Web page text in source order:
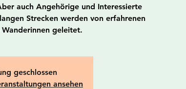
auch Angehörige und Interessierte
Strecken werden von erfahrenen
geleitet.
geschlossen
ansehen